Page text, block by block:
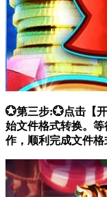
💮第三步:💮点击【
始文件格式转换。
作，顺利完成文件格